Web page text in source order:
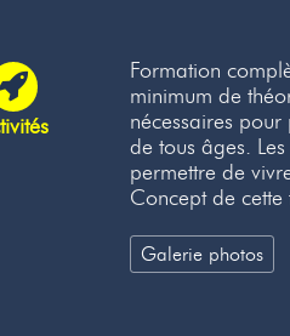
Formation
minimum de
nécessaires
de tous âges.
permettre de
Concept de
Galerie photos